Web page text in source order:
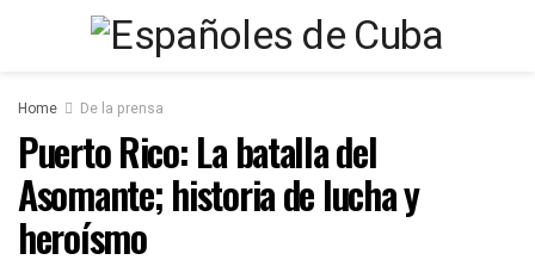
Home De la prensa
Puerto Rico: La batalla del
Asomante; historia de lucha y
heroísmo